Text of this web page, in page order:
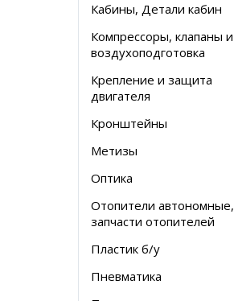
Кабины, Детали кабин
Компрессоры, клапаны и
воздухоподготовка
Крепление и защита
двигателя
Кронштейны
Метизы
Оптика
Отопители автономные,
запчасти отопителей
Пластик б/у
Пневматика